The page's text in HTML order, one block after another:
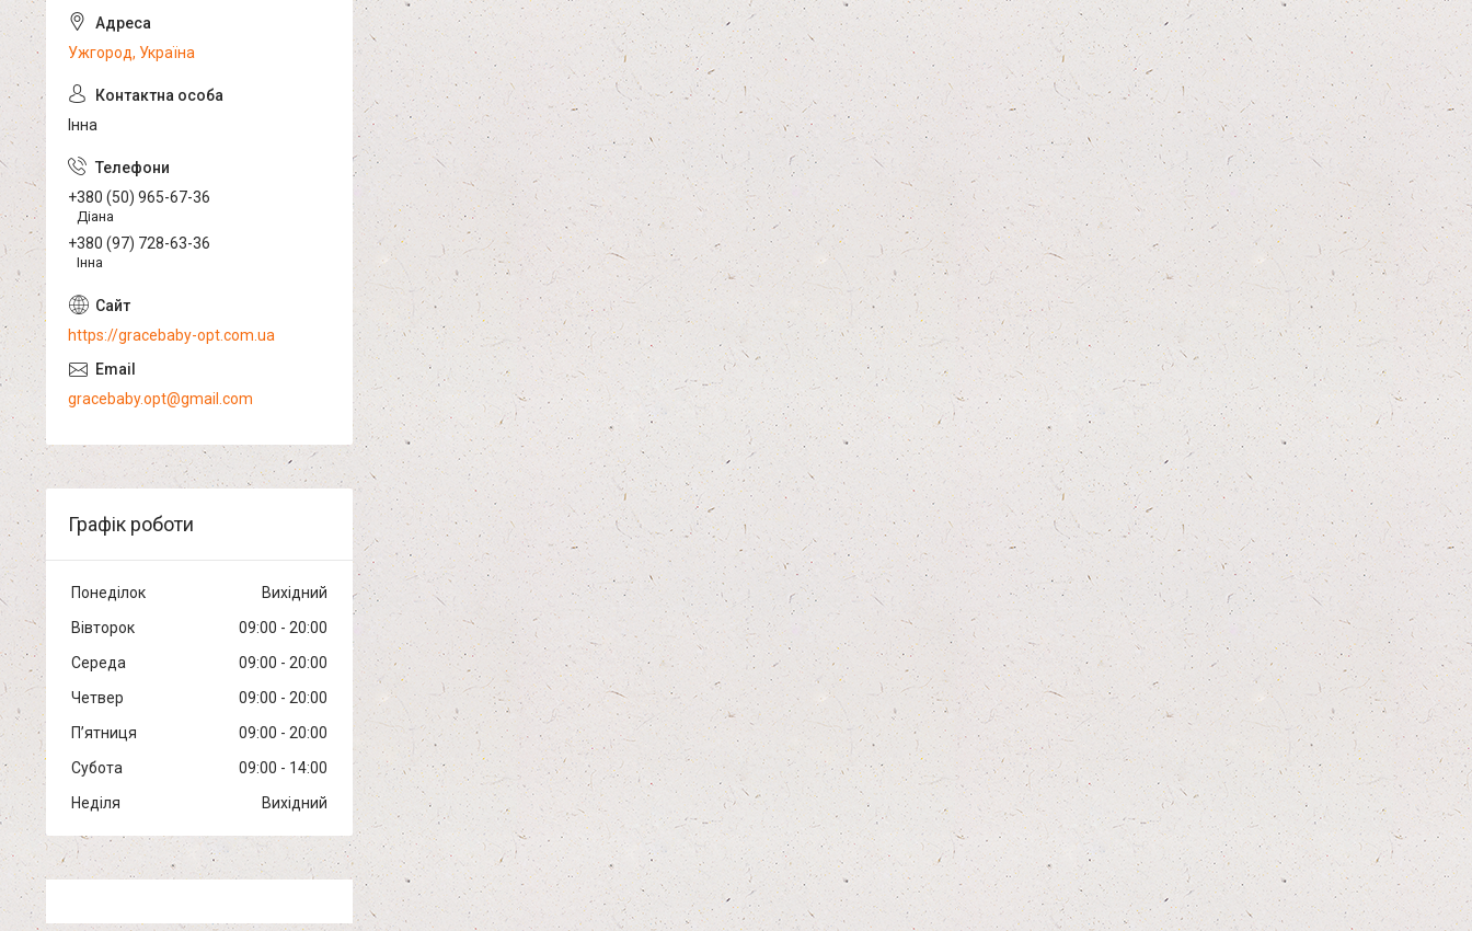
Ужгород, Україна
Інна
+380 (50) 965-67-36
Діана
+380 (97) 728-63-36
Інна
https://gracebaby-opt.com.ua
gracebaby.opt@gmail.com
Графік роботи
Понеділок
Вихідний
Вівторок
09:00
20:00
Середа
09:00
20:00
Четвер
09:00
20:00
Пʼятниця
09:00
20:00
Субота
09:00
14:00
Неділя
Вихідний